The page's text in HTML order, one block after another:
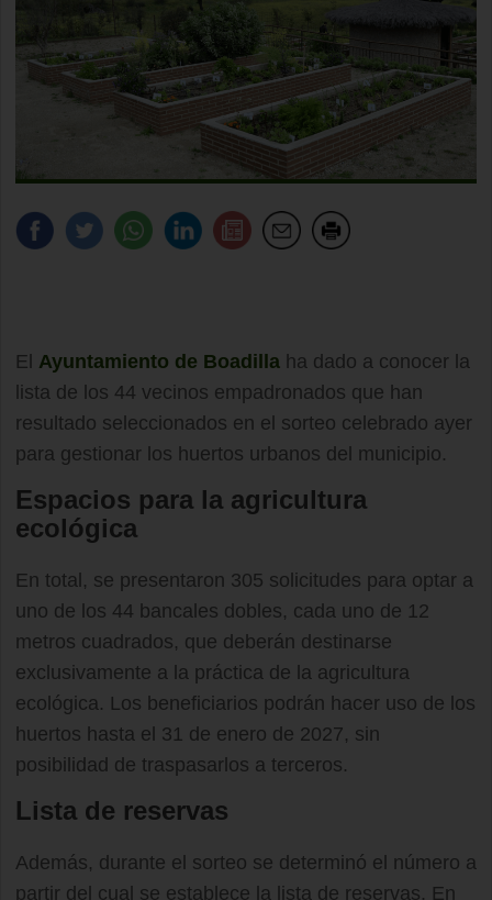
El Ayuntamiento de Boadilla ha dado a conocer la
lista de los 44 vecinos empadronados que han
resultado seleccionados en el sorteo celebrado ayer
para gestionar los huertos urbanos del municipio.
Espacios para la agricultura
ecológica
En total, se presentaron 305 solicitudes para optar a
uno de los 44 bancales dobles, cada uno de 12
metros cuadrados, que deberán destinarse
exclusivamente a la práctica de la agricultura
ecológica. Los beneficiarios podrán hacer uso de los
huertos hasta el 31 de enero de 2027, sin
posibilidad de traspasarlos a terceros.
Lista de reservas
Además, durante el sorteo se determinó el número a
partir del cual se establece la lista de reservas. En